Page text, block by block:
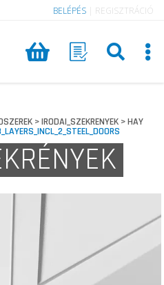
BELÉPÉS REGISZTRÁCIÓ
>IRODAI_SZEKRENYEK >HAY